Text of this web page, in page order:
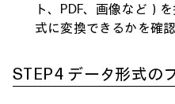
ト、PDF、画像など）
式に変換できるかを確認
STEP4 データ形式の